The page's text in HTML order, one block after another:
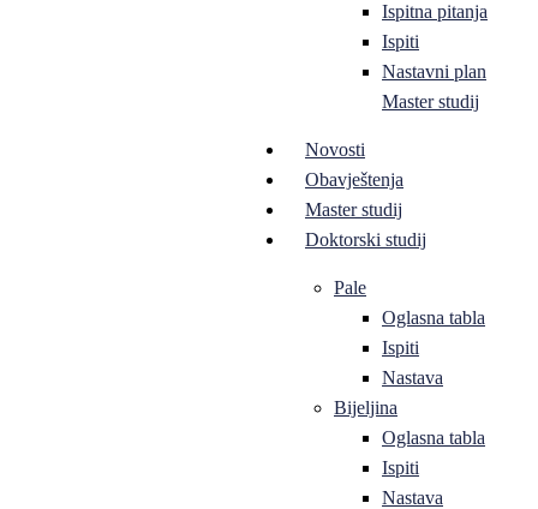
Ispitna pitanja
Ispiti
Nastavni plan
Master studij
Novosti
Obavještenja
Master studij
Doktorski studij
Pale
Oglasna tabla
Ispiti
Nastava
Bijeljina
Oglasna tabla
Ispiti
Nastava